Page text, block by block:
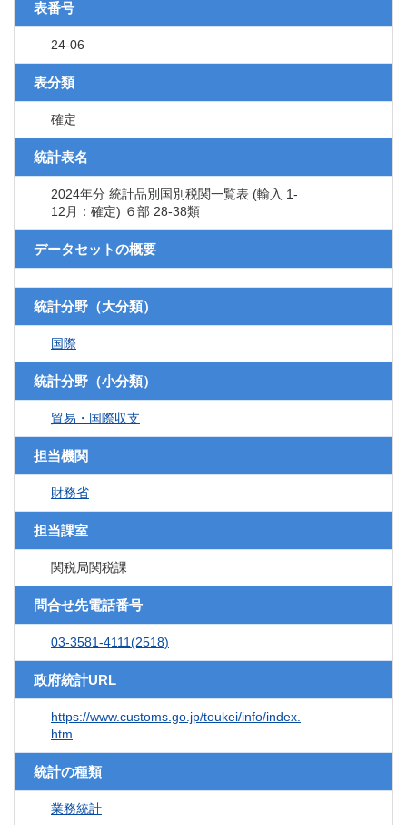
表番号
24-06
表分類
確定
統計表名
2024年分 統計品別国別税関一覧表 (輸入 1-
12月：確定) ６部 28-38類
データセットの概要
統計分野（大分類）
国際
統計分野（小分類）
貿易・国際収支
担当機関
財務省
担当課室
関税局関税課
問合せ先電話番号
03-3581-4111(2518)
政府統計URL
https://www.customs.go.jp/toukei/info/index.
htm
統計の種類
業務統計